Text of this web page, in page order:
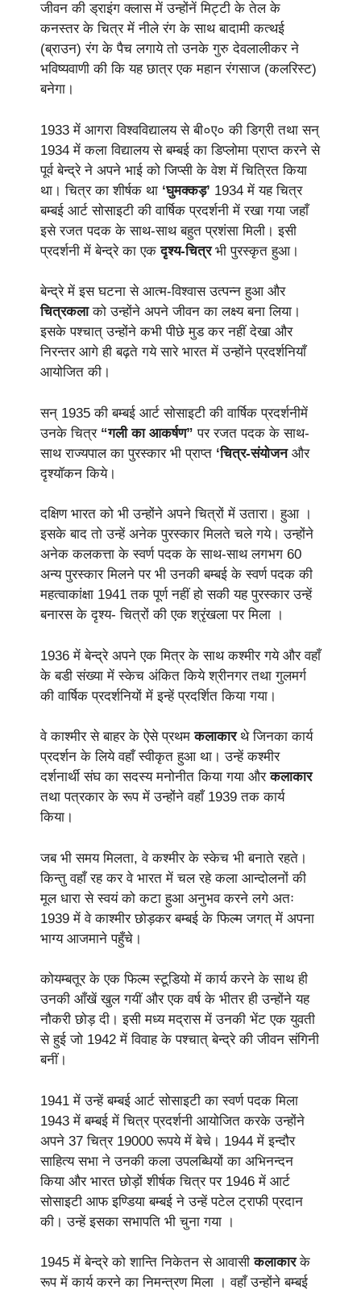
जीवन की ड्राइंग क्लास में उन्होंनें मिट्टी के तेल के
कनस्तर के चित्र में नीले रंग के साथ बादामी कत्थई
(ब्राउन) रंग के पैच लगाये तो उनके गुरु देवलालीकर ने
भविष्यवाणी की कि यह छात्र एक महान रंगसाज (कलरिस्ट)
बनेगा।
1933 में आगरा विश्वविद्यालय से बी०ए० की डिग्री तथा सन्
1934 में कला विद्यालय से बम्बई का डिप्लोमा प्राप्त करने से
पूर्व बेन्द्रे ने अपने भाई को जिप्सी के वेश में चित्रित किया
था। चित्र का शीर्षक था ‘घुमक्कड़’ 1934 में यह चित्र
बम्बई आर्ट सोसाइटी की वार्षिक प्रदर्शनी में रखा गया जहाँ
इसे रजत पदक के साथ-साथ बहुत प्रशंसा मिली। इसी
प्रदर्शनी में बेन्द्रे का एकदृश्य-चित्रभी पुरस्कृत हुआ।
बेन्द्रे में इस घटना से आत्म-विश्वास उत्पन्न हुआ और
चित्रकलाको उन्होंने अपने जीवन का लक्ष्य बना लिया।
इसके पश्चात् उन्होंने कभी पीछे मुड कर नहीं देखा और
निरन्तर आगे ही बढ़ते गये सारे भारत में उन्होंने प्रदर्शनियाँ
आयोजित की।
सन् 1935 की बम्बई आर्ट सोसाइटी की वार्षिक प्रदर्शनीमें
उनके चित्र “गली का आकर्षण” पर रजत पदक के साथ-
साथ राज्यपाल का पुरस्कार भी प्राप्त ‘चित्र-संयोजनऔर
दृश्यॉकन किये।
दक्षिण भारत को भी उन्होंने अपने चित्रों में उतारा। हुआ ।
इसके बाद तो उन्हें अनेक पुरस्कार मिलते चले गये। उन्होंने
अनेक कलकत्ता के स्वर्ण पदक के साथ-साथ लगभग 60
अन्य पुरस्कार मिलने पर भी उनकी बम्बई के स्वर्ण पदक की
महत्वाकांक्षा 1941 तक पूर्ण नहीं हो सकी यह पुरस्कार उन्हें
बनारस के दृश्य- चित्रों की एक श्रृंखला पर मिला ।
1936 में बेन्द्रे अपने एक मित्र के साथ कश्मीर गये और वहाँ
के बडी संख्या में स्केच अंकित किये श्रीनगर तथा गुलमर्ग
की वार्षिक प्रदर्शनियों में इन्हें प्रदर्शित किया गया।
वे काश्मीर से बाहर के ऐसे प्रथमकलाकारथे जिनका कार्य
प्रदर्शन के लिये वहाँ स्वीकृत हुआ था। उन्हें कश्मीर
दर्शनार्थी संघ का सदस्य मनोनीत किया गया औरकलाकार
तथा पत्रकार के रूप में उन्होंने वहाँ 1939 तक कार्य
किया।
जब भी समय मिलता, वे कश्मीर के स्केच भी बनाते रहते।
किन्तु वहाँ रह कर वे भारत में चल रहे कला आन्दोलनों की
मूल धारा से स्वयं को कटा हुआ अनुभव करने लगे अतः
1939 में वे काश्मीर छोड़कर बम्बई के फिल्म जगत् में अपना
भाग्य आजमाने पहुँचे।
कोयम्बतूर के एक फिल्म स्टूडियो में कार्य करने के साथ ही
उनकी आँखें खुल गयीं और एक वर्ष के भीतर ही उन्होंने यह
नौकरी छोड़ दी। इसी मध्य मद्रास में उनकी भेंट एक युवती
से हुई जो 1942 में विवाह के पश्चात् बेन्द्रे की जीवन संगिनी
बनीं।
1941 में उन्हें बम्बई आर्ट सोसाइटी का स्वर्ण पदक मिला
1943 में बम्बई में चित्र प्रदर्शनी आयोजित करके उन्होंने
अपने 37 चित्र 19000 रूपये में बेचे। 1944 में इन्दौर
साहित्य सभा ने उनकी कला उपलब्धियों का अभिनन्दन
किया और भारत छोड़ों शीर्षक चित्र पर 1946 में आर्ट
सोसाइटी आफ इण्डिया बम्बई ने उन्हें पटेल ट्राफी प्रदान
की। उन्हें इसका सभापति भी चुना गया ।
1945 में बेन्द्रे को शान्ति निकेतन से आवासीकलाकारके
रूप में कार्य करने का निमन्त्रण मिला । वहाँ उन्होंने बम्बई